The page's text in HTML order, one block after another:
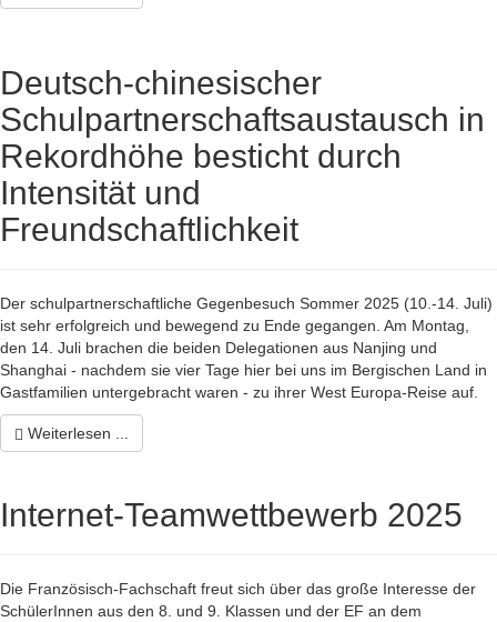
Deutsch-chinesischer
Schulpartnerschaftsaustausch in
Rekordhöhe besticht durch
Intensität und
Freundschaftlichkeit
Der schulpartnerschaftliche Gegenbesuch Sommer 2025 (10.-14. Juli)
ist sehr erfolgreich und bewegend zu Ende gegangen. Am Montag,
den 14. Juli brachen die beiden Delegationen aus Nanjing und
Shanghai - nachdem sie vier Tage hier bei uns im Bergischen Land in
Gastfamilien untergebracht waren - zu ihrer West Europa-Reise auf.
Weiterlesen ...
Internet-Teamwettbewerb 2025
Die Französisch-Fachschaft freut sich über das große Interesse der
SchülerInnen aus den 8. und 9. Klassen und der EF an dem